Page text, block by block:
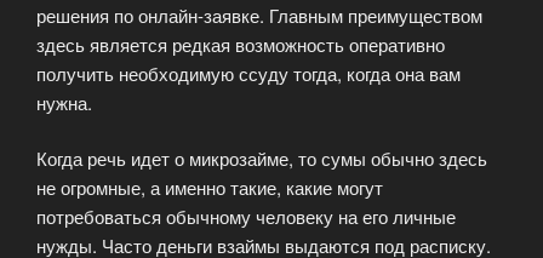
решения по онлайн-заявке. Главным преимуществом
здесь является редкая возможность оперативно
получить необходимую ссуду тогда, когда она вам
нужна.
Когда речь идет о микрозайме, то сумы обычно здесь
не огромные, а именно такие, какие могут
потребоваться обычному человеку на его личные
нужды. Часто деньги взаймы выдаются под расписку.